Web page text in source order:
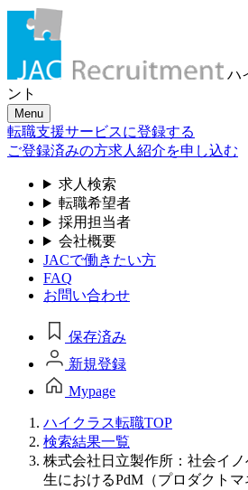
ハ
ント
Menu
転職支援サービスに登録する
ご登録済みの方求人紹介を申し込む
求人検索
転職希望者
採用担当者
会社概要
JACで働きたい方
FAQ
お問い合わせ
保存済み
新規登録
Mypage
ハイクラス転職TOP
検索結果一覧
株式会社日立製作所：社会イ
生におけるPdM（プロダクト